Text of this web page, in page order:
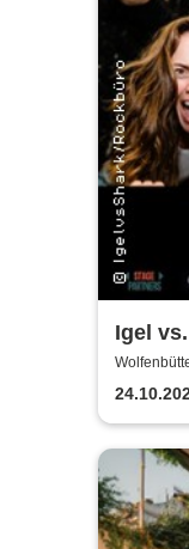
Igel